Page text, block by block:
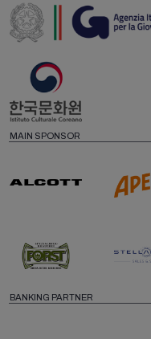
MAIN SPONSOR
BANKING PARTNER